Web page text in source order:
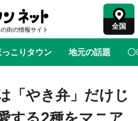
全国
っこりタウン 地元の話題 〇
の時はありがとう 物語がはじ
「やき弁」だけじ